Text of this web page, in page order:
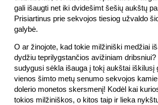
gali išaugti net iki dvidešimt šešių aukštų
Prisiartinus prie sekvojos tiesiog užvaldo
galybė.
O ar žinojote, kad tokie milžiniški medžiai
dydžiu teprilygstančios avižiniam
sudygusi sėkla išauga į tokį aukštai iškilusį
vienos šimto metų senumo sekvojos
dolerio monetos skersmenį! Kodėl kai
tokios milžiniškos, o kitos taip ir lieka